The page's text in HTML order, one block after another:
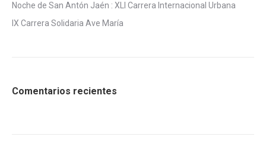
Noche de San Antón Jaén : XLI Carrera Internacional Urbana
IX Carrera Solidaria Ave María
Comentarios recientes